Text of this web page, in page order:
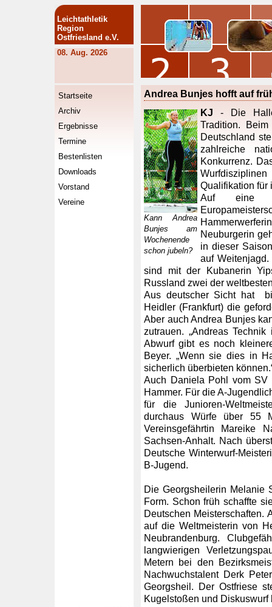
Leichtathletik
Region
Ostfriesland e.V.
08. Aug. 2026
Startseite
Archiv
Ergebnisse
Termine
Bestenlisten
Downloads
Vorstand
Vereine
Andrea Bunjes hofft auf
Kann Andrea
Bunjes am
Wochenende
schon jubeln?
KJ - Die
Tradition.
Deutschland
zahlreiche
Konkurrenz.
Qualifikation für
Auf eine
Neuburgerin
in dieser
auf
sind mit der Kubanerin
Russland zwei der
Aus deutscher Sicht hat
Heidler (Frankfurt) die
Aber auch Andrea Bunjes
zutrauen. „Andreas
Abwurf gibt es noch
Beyer. „Wenn sie dies in
sicherlich überbieten
Auch Daniela Pohl vom SV
Hammer. Für die A-
für die Junioren-
durchaus Würfe über 55
Vereinsgefährtin Mareike
Sachsen-Anhalt. Nach
Deutsche Winterwurf-
B-Jugend.
Die Georgsheilerin Melanie
Form. Schon früh schaffte
Deutschen Meisterschaften.
auf die Weltmeisterin von
Neubrandenburg.
langwierigen
Metern bei den
Nachwuchstalent Derk
Georgsheil. Der Ostfriese
Kugelstoßen und Diskuswurf